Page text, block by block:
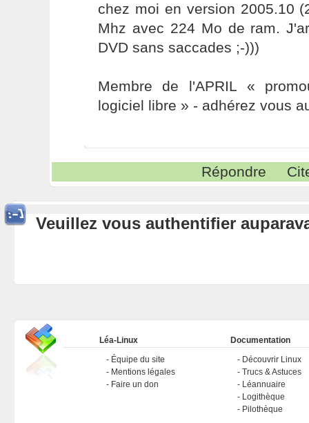
chez moi en version 2005.10
Mhz avec 224 Mo de ram.
DVD sans saccades ;-)))
Membre de l'APRIL «
logiciel libre » - adhérez vous
Répondre
Veuillez vous authentifier
Léa-Linux
Équipe du site
Mentions légales
Faire un don
Documentation
Découvrir Linux
Trucs & Astuces
Léannuaire
Logithèque
Pilothèque